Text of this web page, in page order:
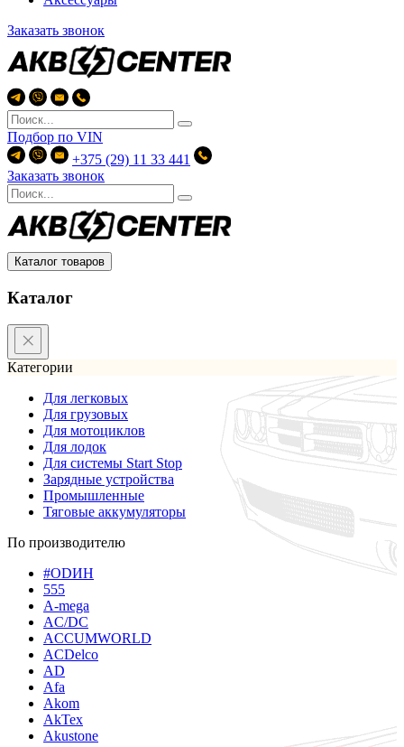
Заказать звонок
Подбор по VIN
+375 (29) 11 33 441
Заказать звонок
Каталог товаров
Каталог
Категории
Для легковых
Для грузовых
Для мотоциклов
Для лодок
Для системы Start Stop
Зарядные устройства
Промышленные
Тяговые аккумуляторы
По производителю
#ODИН
555
A-mega
AC/DC
ACCUMWORLD
ACDelco
AD
Afa
Akom
AkTex
Akustone